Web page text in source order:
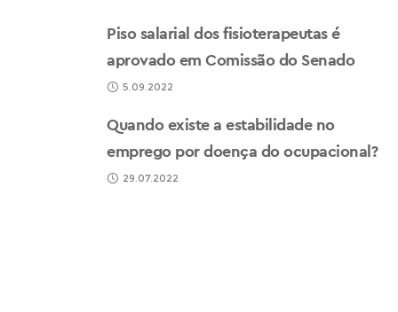
Piso salarial dos fisioterapeutas é
aprovado em Comissão do Senado
5.09.2022
Quando existe a estabilidade no
emprego por doença do ocupacional?
29.07.2022